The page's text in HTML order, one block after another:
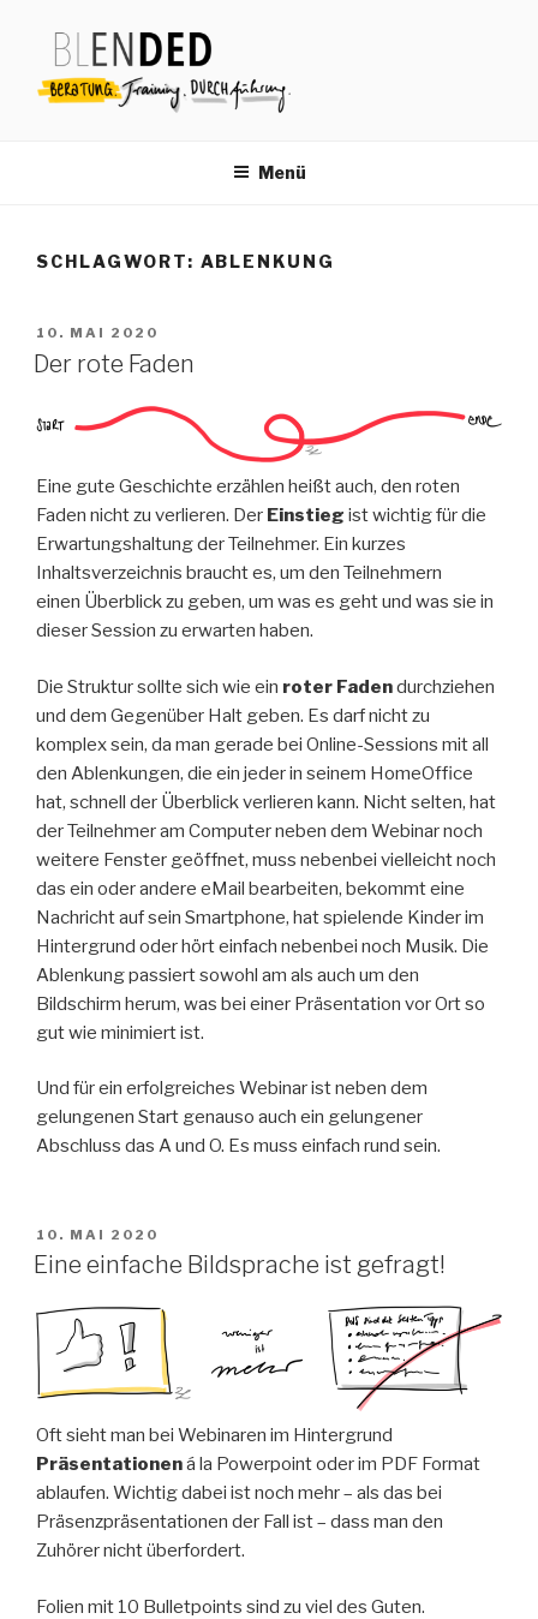
springen
Menü
SCHLAGWORT: ABLENKUNG
VERÖFFENTLICHT
AM
10. MAI 2020
Der rote Faden
Eine gute Geschichte erzählen heißt auch, den roten
Faden nicht zu verlieren. Der Einstieg ist wichtig für die
Erwartungshaltung der Teilnehmer. Ein kurzes
Inhaltsverzeichnis braucht es, um den Teilnehmern
einen Überblick zu geben, um was es geht und was sie in
dieser Session zu erwarten haben.
Die Struktur sollte sich wie ein roter Fadendurchziehen
und dem Gegenüber Halt geben. Es darf nicht zu
komplex sein, da man gerade bei Online-Sessions mit all
den Ablenkungen, die ein jeder in seinem HomeOffice
hat, schnell der Überblick verlieren kann. Nicht selten, hat
der Teilnehmer am Computer neben dem Webinar noch
weitere Fenster geöffnet, muss nebenbei vielleicht noch
das ein oder andere eMail bearbeiten, bekommt eine
Nachricht auf sein Smartphone, hat spielende Kinder im
Hintergrund oder hört einfach nebenbei noch Musik. Die
Ablenkung passiert sowohl am als auch um den
Bildschirm herum, was bei einer Präsentation vor Ort so
gut wie minimiert ist.
Und für ein erfolgreiches Webinar ist neben dem
gelungenen Start genauso auch ein gelungener
Abschluss das A und O. Es muss einfach rund sein.
VERÖFFENTLICHT
AM
10. MAI 2020
Eine einfache Bildsprache ist gefragt!
Oft sieht man bei Webinaren im Hintergrund
Präsentationená la Powerpoint oder im PDF Format
ablaufen. Wichtig dabei ist noch mehr – als das bei
Präsenzpräsentationen der Fall ist – dass man den
Zuhörer nicht überfordert.
Folien mit 10 Bulletpoints sind zu viel des Guten.